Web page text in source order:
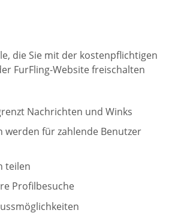
die Sie mit der kostenpflichtigen
FurFling-Website freischalten
Nachrichten und Winks
werden für zahlende Benutzer
teilen
Profilbesuche